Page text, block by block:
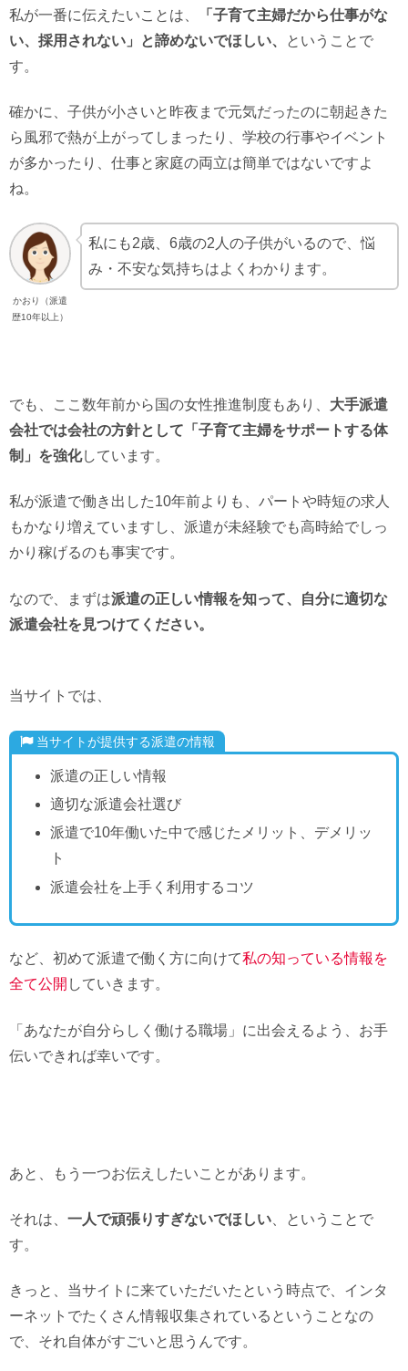
私が一番に伝えたいことは、
「子育て主婦だから仕事がな
い、採用されない」と諦めないでほしい、
ということで
す。
確かに、子供が小さいと昨夜まで元気だったのに朝起きた
ら風邪で熱が上がってしまったり、学校の行事やイベント
が多かったり、仕事と家庭の両立は簡単ではないですよ
ね。
かおり（派遣
歴10年以上）
私にも2歳、6歳の2人の子供がいるので、悩
み・不安な気持ちはよくわかります。
でも、ここ数年前から国の女性推進制度もあり、 大手派遣
会社では会社の方針として「子育て主婦をサポートする体
制」を強化しています。
私が派遣で働き出した10年前よりも、パートや時短の求人
もかなり増えていますし、派遣が未経験でも高時給でしっ
かり稼げるのも事実です。
なので、まずは派遣の正しい情報を知って、自分に適切な
派遣会社を見つけてください。
当サイトでは、
当サイトが提供する派遣の情報
派遣の正しい情報
適切な派遣会社選び
派遣で10年働いた中で感じたメリット、デメリッ
ト
派遣会社を上手く利用するコツ
など、初めて派遣で働く方に向けて私の知っている情報を
全て公開 していきます。
「あなたが自分らしく働ける職場」に出会えるよう、お手
伝いできれば幸いです。
あと、もう一つお伝えしたいことがあります。
それは、 一人で頑張りすぎないでほしい 、ということで
す。
きっと、当サイトに来ていただいたという時点で、インタ
ーネットでたくさん情報収集されているということなの
で、それ自体がすごいと思うんです。